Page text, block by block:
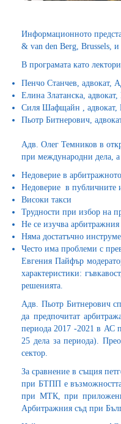
Информационното
& van den Berg, Brussels,
В програмата като
Пенчо Станчев, адвокат,
Елина Златанска,
Силя Шафщайн , адвокат,
Пьотр Битнерович,
Адв. Олег Темников в
при международни дела,
Недоверие в
Недоверие в публичните
Високи такси
Трудности при избор на
Не се изучва
Няма достатъчно
Често има проблеми с
Евгения Пайфър
характеристики:
решенията.
Адв. Пьотр Битнерович
да предпочитат
периода 2017 -2021 в АС
25 дела за периода).
сектор.
За сравнение в същия
при БТПП е
при МТК, при
Арбитражния съд при